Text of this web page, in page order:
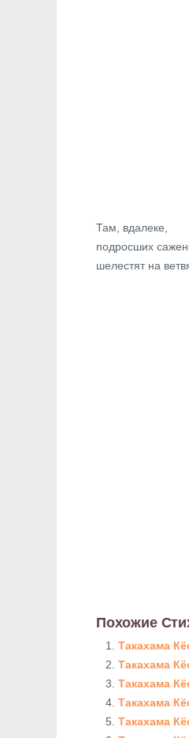
Там, вдалеке,
подросших
шелестят на
Похожие
Такахама
Такахама
Такахама
Такахама
Такахама